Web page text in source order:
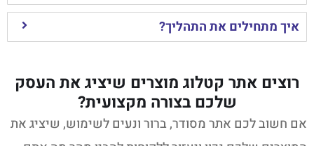
איך מתחילים את התהליך?
רוצים אתר קטלוג מוצרים שיציג את העסק
שלכם בצורה מקצועית?
אם חשוב לכם אתר מסודר, ברור ונעים לשימוש, שיציג את